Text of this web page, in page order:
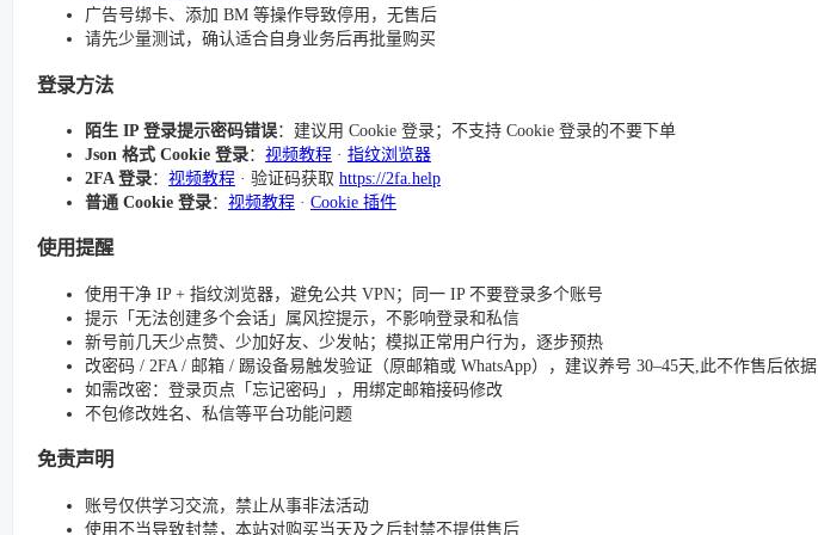
广告号绑卡、添加 BM 等操作导致停用，无售后
请先少量测试，确认适合自身业务后再批量购买
登录方法
陌生 IP 登录提示密码错误：建议用 Cookie 登录；不支持 Cookie 登录的不要下单
Json 格式 Cookie 登录： 视频教程 · 指纹浏览器
2FA 登录： 视频教程 · 验证码获取 https://2fa.help
普通 Cookie 登录： 视频教程 · Cookie 插件
使用提醒
使用干净 IP + 指纹浏览器，避免公共 VPN；同一 IP 不要登录多个账号
提示「无法创建多个会话」属风控提示，不影响登录和私信
新号前几天少点赞、少加好友、少发帖；模拟正常用户行为，逐步预热
改密码 / 2FA / 邮箱 / 踢设备易触发验证（原邮箱或 WhatsApp），建议养号 30–45天,此不作售后依据
如需改密：登录页点「忘记密码」，用绑定邮箱接码修改
不包修改姓名、私信等平台功能问题
免责声明
账号仅供学习交流，禁止从事非法活动
使用不当导致封禁，本站对购买当天及之后封禁不提供售后